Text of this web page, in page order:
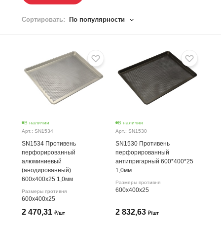
Сортировать: По популярности
В наличии
Арт.: SN1534
SN1534 Противень
перфорированный
алюминиевый
(анодированный)
600x400x25 1,0мм
Размеры противня
600х400х25
2 470,31 ₽/шт
В наличии
Арт.: SN1530
SN1530 Противень
перфорированный
антипригарный 600*400*25
1,0мм
Размеры противня
600х400х25
2 832,63 ₽/шт